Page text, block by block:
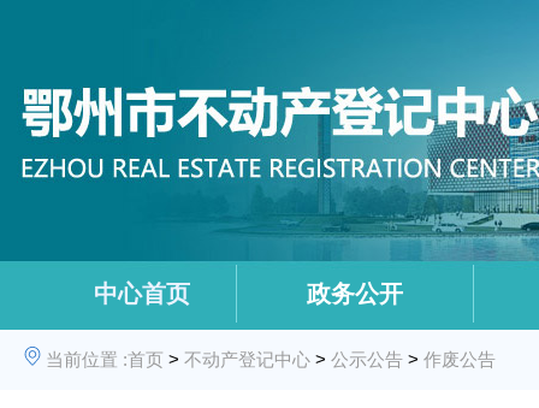
中心首页 政务公开
当前位置 :首页 > 不动产登记中心 > 公示公告 > 作废公告